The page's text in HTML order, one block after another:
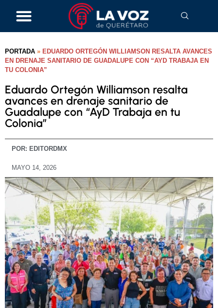
PORTADA » EDUARDO ORTEGÓN WILLIAMSON RESALTA AVANCES
EN DRENAJE SANITARIO DE GUADALUPE CON “AYD TRABAJA EN
TU COLONIA”
Eduardo Ortegón Williamson resalta
avances en drenaje sanitario de
Guadalupe con “AyD Trabaja en tu
Colonia”
POR: EDITORDMX
MAYO 14, 2026